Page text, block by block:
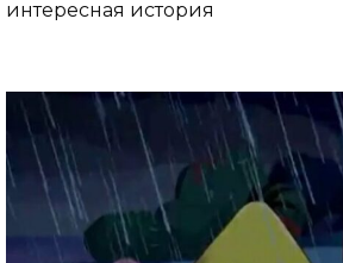
интересная история